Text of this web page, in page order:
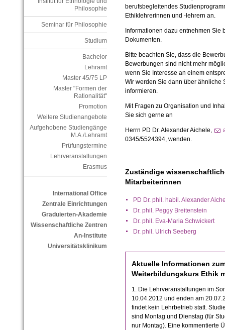
Philosophie
Seminar für Philosophie
Studium
Bachelor
Lehramt
Master 45/75 LP
Master "Formen der
Rationalität"
Promotion
Weitere Studienangebote
Aufgehobene Studiengänge
M.A./Lehramt
Prüfungstermine
Lehrveranstaltungen
Erasmus
International Office
Zentrale Einrichtungen
Graduierten-Akademie
Wissenschaftliche Zentren
An-Institute
Universitätsklinikum
berufsbegleitendes
Ethiklehrerinnen und -lehrern an.
Informationen dazu entnehmen Sie
Dokumenten.
Bitte beachten Sie, dass die
Bewerbungen sind nicht mehr
wenn Sie Interesse an einem
Wir werden Sie dann über ähnliche
informieren.
Mit Fragen zu Organisation und
Sie sich gerne an
Herrn PD Dr. Alexander Aichele,
0345/5524394, wenden.
Zuständige
Mitarbeiterinnen
PD Dr. phil. habil. Alexander
Dr. phil. Peggy Breitenstein
Dr. phil. Eva-Maria Schwickert
Dr. phil. Ulrich Seeberg
Aktuelle Informationen
Weiterbildungskurs Ethik
1. Die Lehrveranstaltungen im
10.04.2012 und enden am
findet kein Lehrbetrieb statt.
sind Montag und Dienstag (für
nur Montag). Eine kommentierte